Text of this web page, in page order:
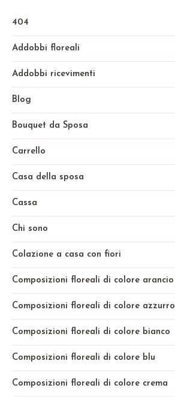
404
Addobbi floreali
Addobbi ricevimenti
Blog
Bouquet da Sposa
Carrello
Casa della sposa
Cassa
Chi sono
Colazione a casa con fiori
Composizioni floreali di colore arancio
Composizioni floreali di colore azzurro
Composizioni floreali di colore bianco
Composizioni floreali di colore blu
Composizioni floreali di colore crema